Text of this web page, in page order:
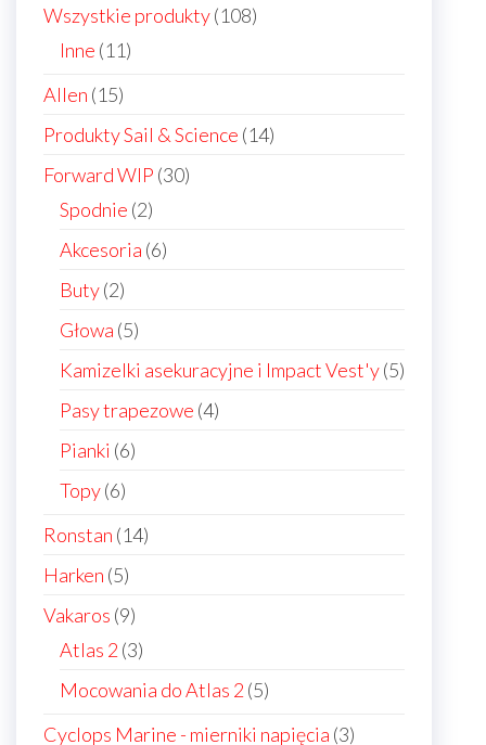
Wszystkie produkty 108108
Inne 1111
Allen 1515
products
Produkty Sail & Science 1414
Forward WIP 3030
Spodnie 22
products
Akcesoria 66
Buty 22
products
Głowa 55
products
Kamizelki asekuracyjne i Impact Vest'y 55
Pasy trapezowe 44
Pianki 66
Topy 66
Ronstan 1414
Harken 55
products
Vakaros 99
products
Atlas 2 33
products
Mocowania do Atlas 2 55
Cyclops Marine - mierniki napięcia 33